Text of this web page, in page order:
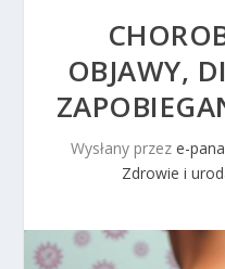
OBJAWY,
Wysłany przez e-
Zdrowie i